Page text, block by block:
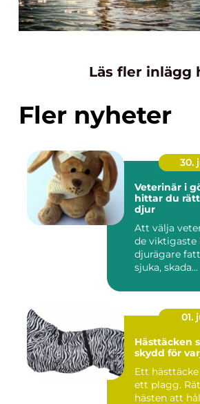
Läs fler inlägg
Fler nyheter
30.
Veterinär i
hittar du
djur
Att välja
de viktigaste
djurägare
sjuka, skada...
01.
Hästtäcken så väljer du rätt
skydd för
Ett
ett plagg.
hästen att